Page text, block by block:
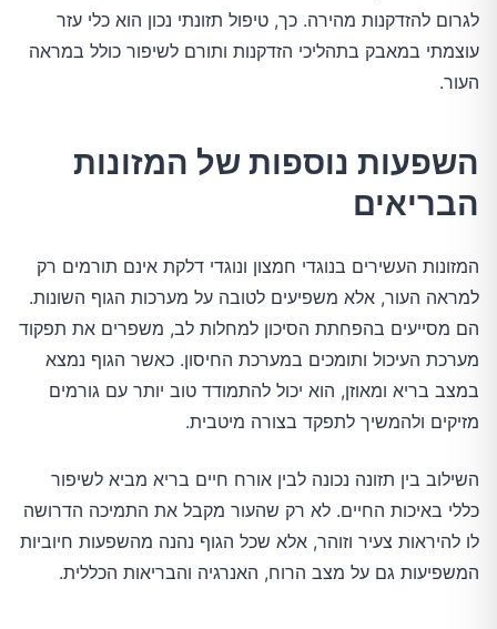
לגרום להזדקנות מהירה. כך, טיפול תזונתי נכון הוא כלי עזר
עוצמתי במאבק בתהליכי הזדקנות ותורם לשיפור כולל במראה
העור.
השפעות נוספות של המזונות
הבריאים
המזונות העשירים בנוגדי חמצון ונוגדי דלקת אינם תורמים רק
למראה העור, אלא משפיעים לטובה על מערכות הגוף השונות.
הם מסייעים בהפחתת הסיכון למחלות לב, משפרים את תפקוד
מערכת העיכול ותומכים במערכת החיסון. כאשר הגוף נמצא
במצב בריא ומאוזן, הוא יכול להתמודד טוב יותר עם גורמים
מזיקים ולהמשיך לתפקד בצורה מיטבית.
השילוב בין תזונה נכונה לבין אורח חיים בריא מביא לשיפור
כללי באיכות החיים. לא רק שהעור מקבל את התמיכה הדרושה
לו להיראות צעיר וזוהר, אלא שכל הגוף נהנה מהשפעות חיוביות
המשפיעות גם על מצב הרוח, האנרגיה והבריאות הכללית.